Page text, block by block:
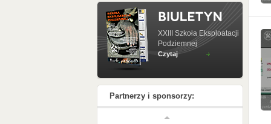
XXIII Szkoła Eksploatacji
Podziemnej
Czytaj
Partnerzy i sponsorzy: